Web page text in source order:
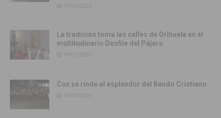
19/07/2026
La tradición toma las calles de Orihuela en el
multitudinario Desfile del Pájaro
19/07/2026
Cox se rinde al esplendor del Bando Cristiano
18/07/2026